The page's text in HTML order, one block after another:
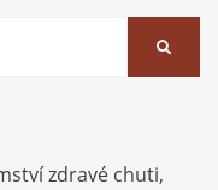
zdravé chuti,